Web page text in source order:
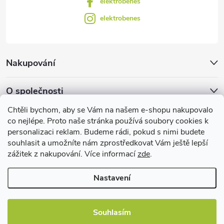
Chtěli bychom, aby se Vám na našem e-shopu nakupovalo
co nejlépe. Proto naše stránka používá soubory cookies k
personalizaci reklam. Budeme rádi, pokud s nimi budete
souhlasit a umožníte nám zprostředkovat Vám ještě lepší
zážitek z nakupování. Více informacízde.
Nastavení
Souhlasím
u
Nakupování
O společnosti
Facebook
elektrobenes
Užitečné informace